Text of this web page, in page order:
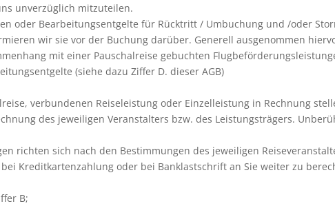
unverzüglich mitzuteilen.
oder Bearbeitungsentgelte für Rücktritt / Umbuchung und /oder
wir sie vor der Buchung darüber. Generell ausgenommen
mit einer Pauschalreise gebuchten
(siehe dazu Ziffer D. dieser AGB)
verbundenen Reiseleistung oder Einzelleistung in Rechnung
des jeweiligen Veranstalters bzw. des Leistungsträgers.
richten sich nach den Bestimmungen des jeweiligen
Kreditkartenzahlung oder bei Banklastschrift an Sie weiter zu
B;